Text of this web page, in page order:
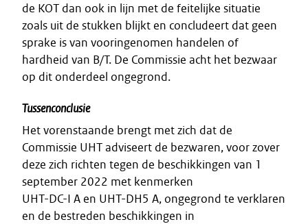
de KOT dan ook in lijn met de feitelijke situatie
zoals uit de stukken blijkt en concludeert dat geen
sprake is van vooringenomen handelen of
hardheid van B/T. De Commissie acht het bezwaar
op dit onderdeel ongegrond.
Tussenconclusie
Het vorenstaande brengt met zich dat de
Commissie UHT adviseert de bezwaren, voor zover
deze zich richten tegen de beschikkingen van 1
september 2022 met kenmerken
UHT-DC-I A en UHT-DH5 A, ongegrond te verklaren
en de bestreden beschikkingen in